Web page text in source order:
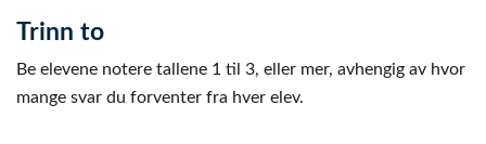
Trinn to
Be elevene notere tallene 1 til 3, eller mer, avhengig av hvor
mange svar du forventer fra hver elev.